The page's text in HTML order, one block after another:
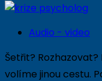
Audio - video
Šetřit?
volíme jinou cestu.